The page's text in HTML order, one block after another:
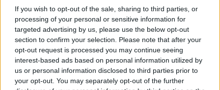
If you wish to opt-out of the sale, sharing to third parties, or
processing of your personal or sensitive information for
targeted advertising by us, please use the below opt-out
section to confirm your selection. Please note that after your
opt-out request is processed you may continue seeing
interest-based ads based on personal information utilized by
us or personal information disclosed to third parties prior to
your opt-out. You may separately opt-out of the further
Porogi András
Régi húsvéti szokásaink
Porogi András
Régi húsvéti szokásaink